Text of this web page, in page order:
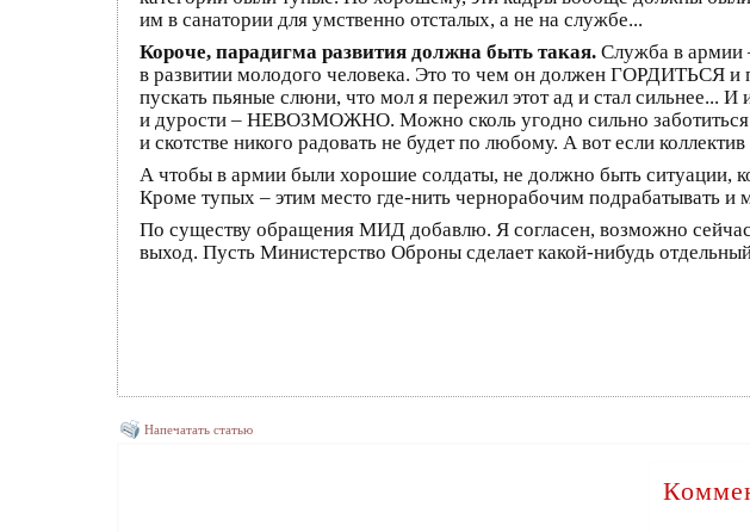
им в санатории для умственно отсталых, а не на службе...
Короче, парадигма развития должна быть такая. Служба в армии
в развитии молодого человека. Это то чем он должен ГОРДИТЬСЯ
пускать пьяные слюни, что мол я пережил этот ад и стал сильнее...
и дурости – НЕВОЗМОЖНО. Можно сколь угодно сильно заботиться
и скотстве никого радовать не будет по любому. А вот если
А чтобы в армии были хорошие солдаты, не должно быть ситуации,
Кроме тупых – этим место где-нить чернорабочим подрабатывать и
По существу обращения МИД добавлю. Я согласен, возможно
выход. Пусть Министерство Оброны сделает какой-нибудь
Напечатать статью